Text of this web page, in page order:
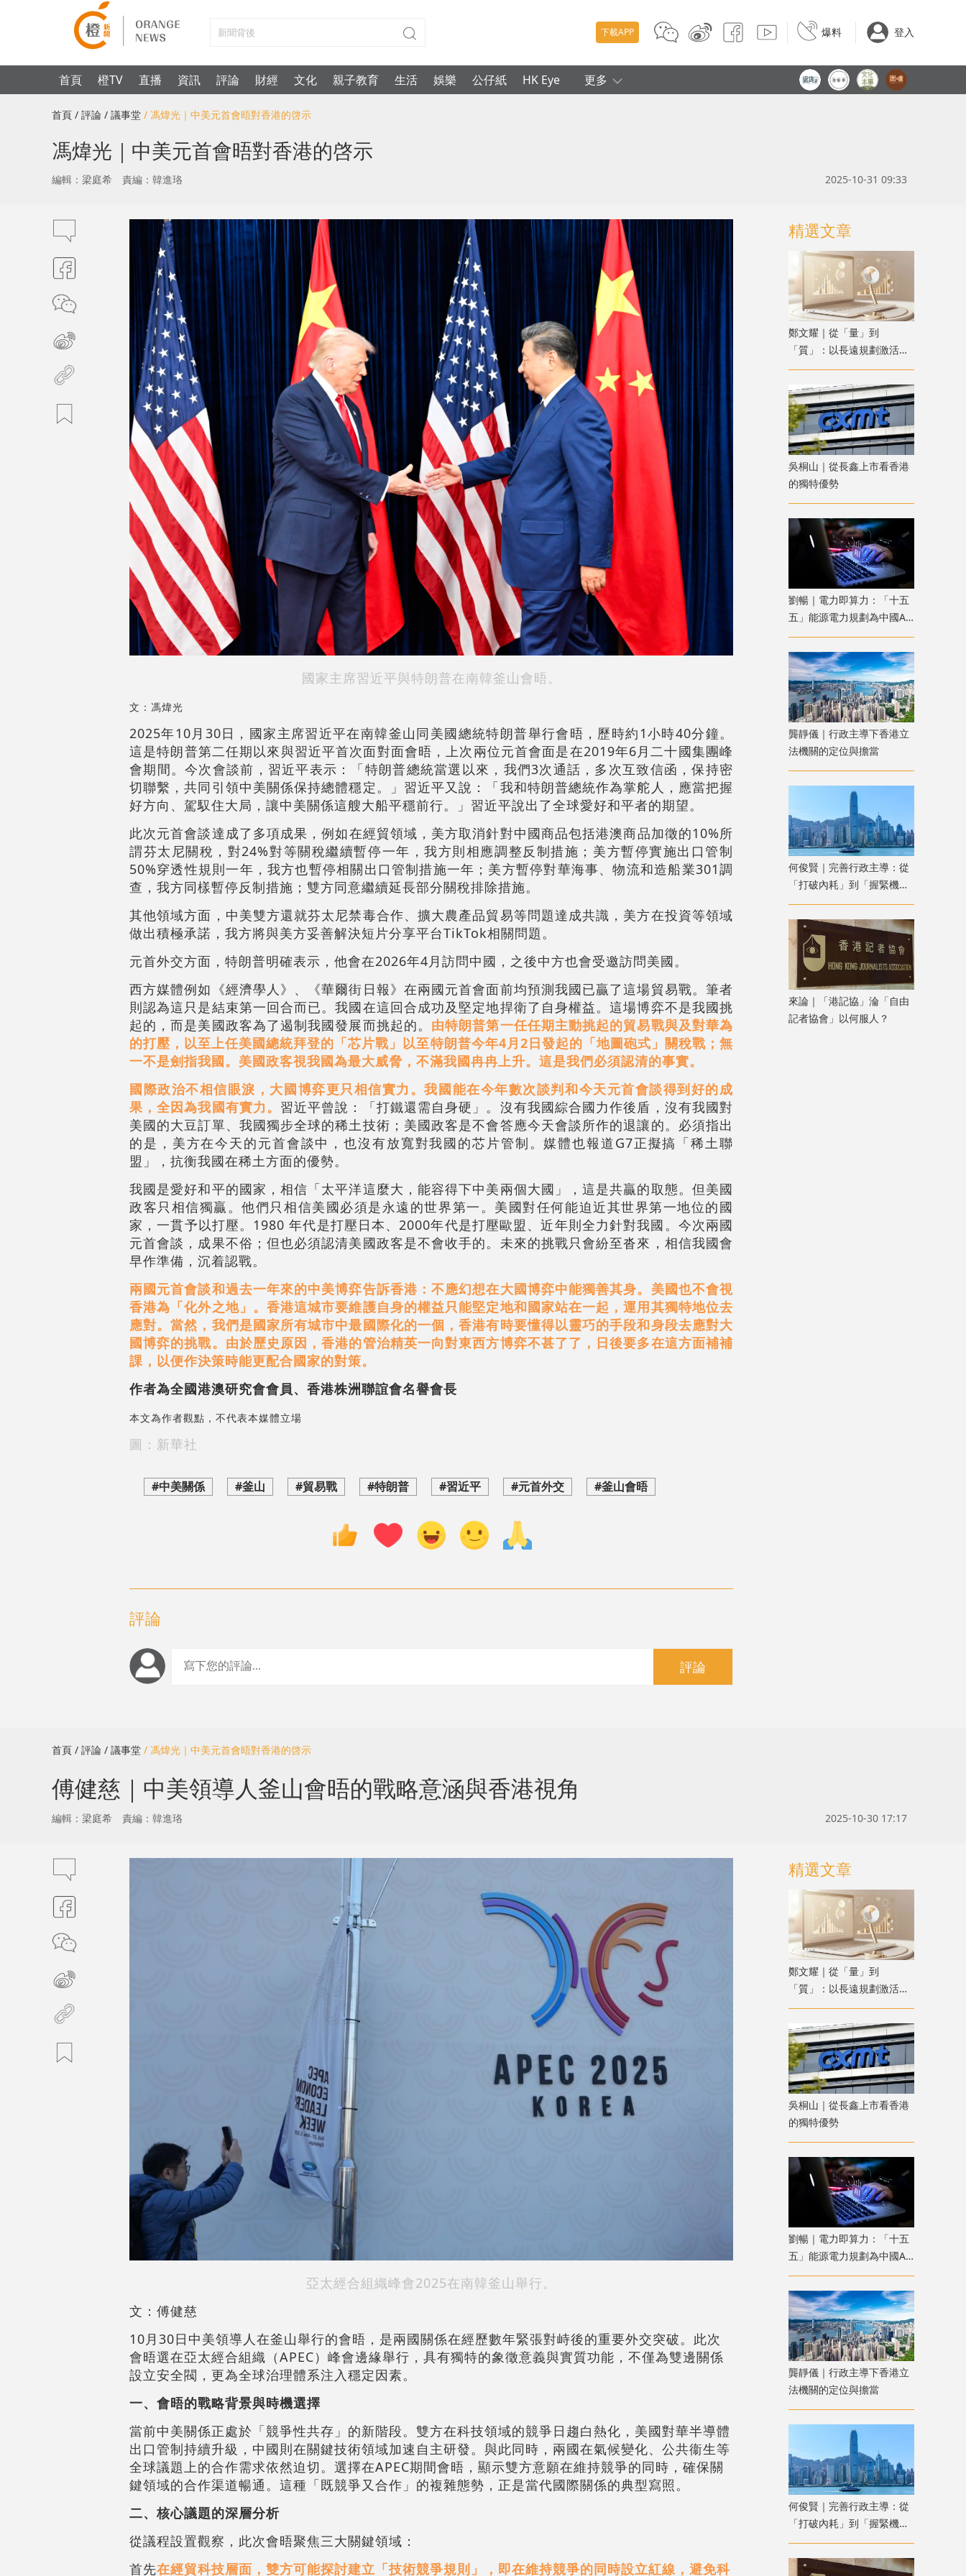
下載APP 爆料 登入
首頁 橙TV 直播 資訊 評論 財經 文化 親子教育 生活 娛樂 公仔紙 HK Eye 更多
首頁 / 評論 / 議事堂 / 馮煒光｜中美元首會晤對香港的啓示
馮煒光｜中美元首會晤對香港的啓示
編輯：梁庭希 責編：韓進珞 2025-10-31 09:33
國家主席習近平與特朗普在南韓釜山會晤。
文：馮煒光
2025年10月30日，國家主席習近平在南韓釜山同美國總統特朗普舉行會晤，歷時約1小時40分鐘。
這是特朗普第二任期以來與習近平首次面對面會晤，上次兩位元首會面是在2019年6月二十國集團峰
會期間。今次會談前，習近平表示：「特朗普總統當選以來，我們3次通話，多次互致信函，保持密
切聯繫，共同引領中美關係保持總體穩定。」習近平又說：「我和特朗普總統作為掌舵人，應當把握
好方向、駕馭住大局，讓中美關係這艘大船平穩前行。」習近平說出了全球愛好和平者的期望。
此次元首會談達成了多項成果，例如在經貿領域，美方取消針對中國商品包括港澳商品加徵的10%所
謂芬太尼關稅，對24%對等關稅繼續暫停一年，我方則相應調整反制措施；美方暫停實施出口管制
50%穿透性規則一年，我方也暫停相關出口管制措施一年；美方暫停對華海事、物流和造船業301調
查，我方同樣暫停反制措施；雙方同意繼續延長部分關稅排除措施。
其他領域方面，中美雙方還就芬太尼禁毒合作、擴大農產品貿易等問題達成共識，美方在投資等領域
做出積極承諾，我方將與美方妥善解決短片分享平台TikTok相關問題。
元首外交方面，特朗普明確表示，他會在2026年4月訪問中國，之後中方也會受邀訪問美國。
西方媒體例如《經濟學人》、《華爾街日報》在兩國元首會面前均預測我國已贏了這場貿易戰。筆者
則認為這只是結束第一回合而已。我國在這回合成功及堅定地捍衛了自身權益。這場博弈不是我國挑
起的，而是美國政客為了遏制我國發展而挑起的。 由特朗普第一任任期主動挑起的貿易戰與及對華為
的打壓，以至上任美國總統拜登的「芯片戰」以至特朗普今年4月2日發起的「地圖砲式」關稅戰；無
一不是劍指我國。美國政客視我國為最大威脅，不滿我國冉冉上升。這是我們必須認清的事實。
國際政治不相信眼淚，大國博弈更只相信實力。我國能在今年數次談判和今天元首會談得到好的成
果，全因為我國有實力。 習近平曾說：「打鐵還需自身硬」。沒有我國綜合國力作後盾，沒有我國對
美國的大豆訂單、我國獨步全球的稀土技術；美國政客是不會答應今天會談所作的退讓的。必須指出
的是，美方在今天的元首會談中，也沒有放寬對我國的芯片管制。媒體也報道G7正擬搞「稀土聯
盟」，抗衡我國在稀土方面的優勢。
我國是愛好和平的國家，相信「太平洋這麼大，能容得下中美兩個大國」，這是共贏的取態。但美國
政客只相信獨贏。他們只相信美國必須是永遠的世界第一。美國對任何能迫近其世界第一地位的國
家，一貫予以打壓。1980 年代是打壓日本、2000年代是打壓歐盟、近年則全力針對我國。今次兩國
元首會談，成果不俗；但也必須認清美國政客是不會收手的。未來的挑戰只會紛至沓來，相信我國會
早作準備，沉着認戰。
兩國元首會談和過去一年來的中美博弈告訴香港：不應幻想在大國博弈中能獨善其身。美國也不會視
香港為「化外之地」。香港這城市要維護自身的權益只能堅定地和國家站在一起，運用其獨特地位去
應對。當然，我們是國家所有城市中最國際化的一個，香港有時要懂得以靈巧的手段和身段去應對大
國博弈的挑戰。由於歷史原因，香港的管治精英一向對東西方博弈不甚了了，日後要多在這方面補補
課，以便作決策時能更配合國家的對策。
作者為全國港澳研究會會員、香港株洲聯誼會名譽會長
本文為作者觀點，不代表本媒體立場
圖：新華社
#中美關係 #釜山 #貿易戰 #特朗普 #習近平 #元首外交 #釜山會晤
評論
評論
精選文章
鄭文耀｜從「量」到
「質」：以長遠規劃激活香
港資產管理新動能
吳桐山｜從長鑫上市看香港
的獨特優勢
劉暢｜電力即算力：「十五
五」能源電力規劃為中國AI
競爭築起成本防線
龔靜儀｜行政主導下香港立
法機關的定位與擔當
何俊賢｜完善行政主導：從
「打破內耗」到「握緊機
遇」
來論｜「港記協」淪「自由
記者協會」以何服人？
首頁 / 評論 / 議事堂 / 馮煒光｜中美元首會晤對香港的啓示
傅健慈｜中美領導人釜山會晤的戰略意涵與香港視角
編輯：梁庭希 責編：韓進珞 2025-10-30 17:17
亞太經合組織峰會2025在南韓釜山舉行。
文：傅健慈
10月30日中美領導人在釜山舉行的會晤，是兩國關係在經歷數年緊張對峙後的重要外交突破。此次
會晤選在亞太經合組織（APEC）峰會邊緣舉行，具有獨特的象徵意義與實質功能，不僅為雙邊關係
設立安全閥，更為全球治理體系注入穩定因素。
一、會晤的戰略背景與時機選擇
當前中美關係正處於「競爭性共存」的新階段。雙方在科技領域的競爭日趨白熱化，美國對華半導體
出口管制持續升級，中國則在關鍵技術領域加速自主研發。與此同時，兩國在氣候變化、公共衞生等
全球議題上的合作需求依然迫切。選擇在APEC期間會晤，顯示雙方意願在維持競爭的同時，確保關
鍵領域的合作渠道暢通。這種「既競爭又合作」的複雜態勢，正是當代國際關係的典型寫照。
二、核心議題的深層分析
從議程設置觀察，此次會晤聚焦三大關鍵領域：
首先在經貿科技層面，雙方可能探討建立「技術競爭規則」，即在維持競爭的同時設立紅線，避免科
精選文章
鄭文耀｜從「量」到
「質」：以長遠規劃激活香
港資產管理新動能
吳桐山｜從長鑫上市看香港
的獨特優勢
劉暢｜電力即算力：「十五
五」能源電力規劃為中國AI
競爭築起成本防線
龔靜儀｜行政主導下香港立
法機關的定位與擔當
何俊賢｜完善行政主導：從
「打破內耗」到「握緊機
遇」